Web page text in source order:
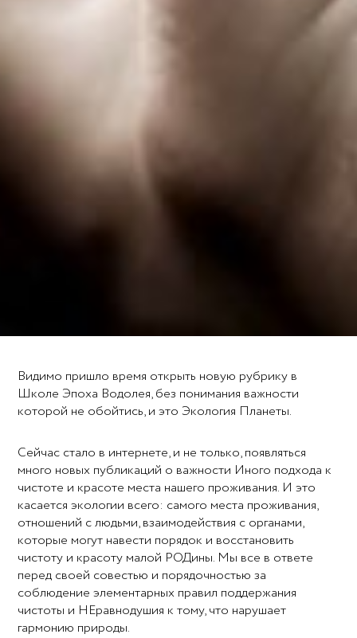
Видимо пришло время открыть новую рубрику в
Школе Эпоха Водолея, без понимания важности
которой не обойтись, и это Экология Планеты.
Сейчас стало в интернете, и не только, появляться
много новых публикаций о важности Иного подхода к
чистоте и красоте места нашего проживания. И это
касается экологии всего: самого места проживания,
отношений с людьми, взаимодействия с органами,
которые могут навести порядок и восстановить
чистоту и красоту малой РОДины. Мы все в ответе
перед своей совестью и порядочностью за
соблюдение элементарных правил поддержания
чистоты и НЕравнодушия к тому, что нарушает
гармонию природы.